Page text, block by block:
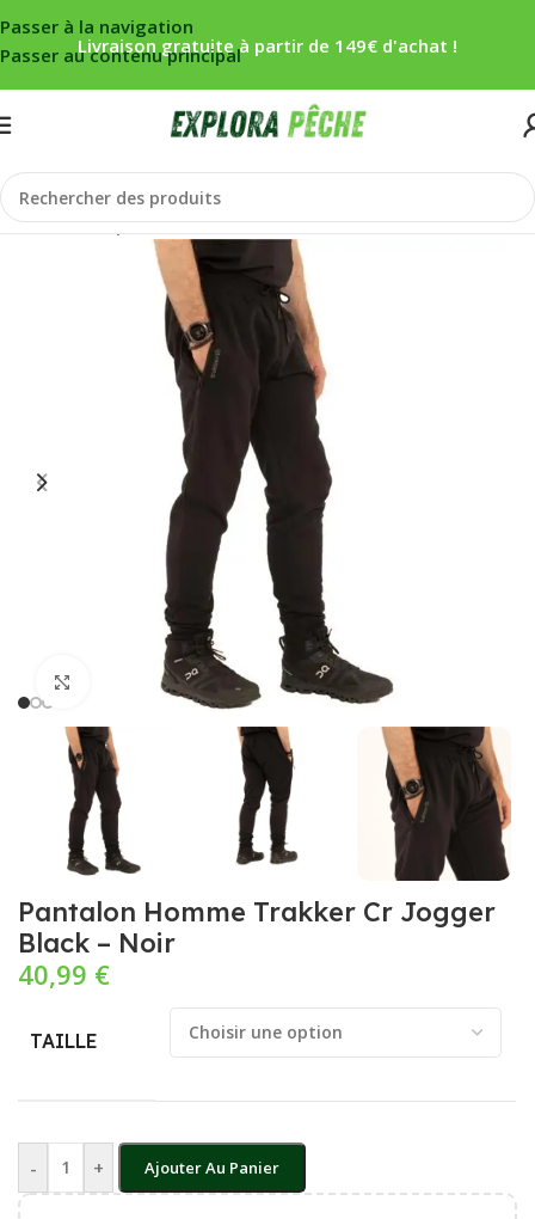
Passer à la navigation
Passer au contenu principal
Livraison gratuite à partir de 149€ d'achat !
Accueil/Carpe
Cliquez pour agrandir
Pantalon Homme Trakker Cr Jogger
Black – Noir
40,99 €
TAILLE
- + Ajouter Au Panier